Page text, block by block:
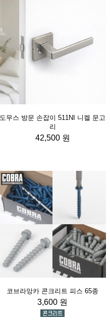
도무스 방문 손잡이 511NI 니켈 문고
리
42,500 원
코브라앙카 콘크리트 피스 65종
3,600 원